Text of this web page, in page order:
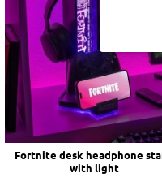
Fortnite desk headphone
with light